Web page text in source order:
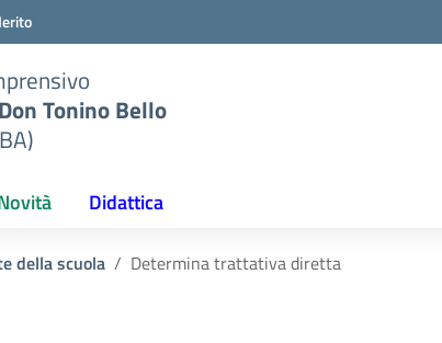
Tonino Bello
Didattica
della scuola Determina trattativa diretta